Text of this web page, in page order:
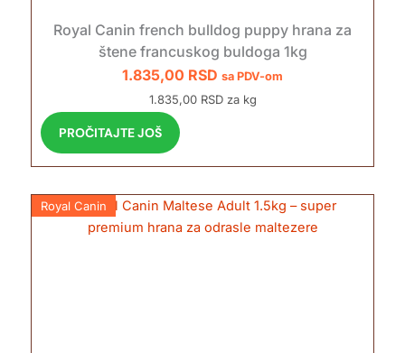
Royal Canin french bulldog puppy hrana za
štene francuskog buldoga 1kg
1.835,00 RSD sa PDV-om
1.835,00 RSD za kg
PROČITAJTE JOŠ
Royal Canin